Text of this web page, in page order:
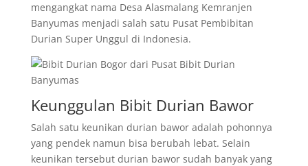
mengangkat nama Desa Alasmalang Kemranjen
Banyumas menjadi salah satu Pusat Pembibitan
Durian Super Unggul di Indonesia.
Keunggulan Bibit Durian Bawor
Salah satu keunikan durian bawor adalah pohonnya
yang pendek namun bisa berubah lebat. Selain
keunikan tersebut durian bawor sudah banyak yang